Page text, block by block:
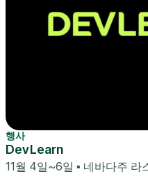
행사
DevLearn
11월 4일~6일 ▪ 네바다주 라